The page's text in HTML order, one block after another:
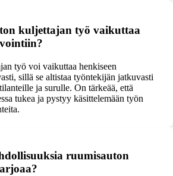
kuljettajan työ vaikuttaa
työ voi vaikuttaa henkiseen
sillä se altistaa työntekijän jatkuvasti
ja surulle. On tärkeää, että
tukea ja pystyy käsittelemään työn
ruumisauton